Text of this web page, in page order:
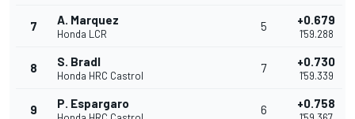
7 A. Marquez
Honda LCR
5 +0.679
1'59.288
8 S. Bradl
Honda HRC Castrol
7 +0.730
1'59.339
9 P. Espargaro 6 +0.758